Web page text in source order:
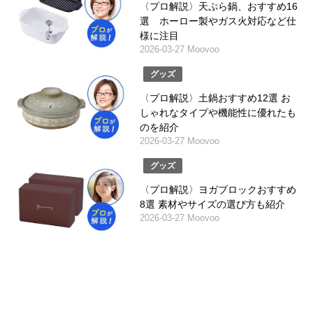
〈プロ解説〉天ぷら鍋、おすすめ16
選 ホーロー製やガス火対応など仕
様に注目
2026-03-27 Moovoo
グッズ
〈プロ解説〉土鍋おすすめ12選 お
しゃれなタイプや機能性に優れたも
のを紹介
2026-03-27 Moovoo
グッズ
〈プロ解説〉ヨガブロックおすすめ
8選 素材やサイズの選び方も紹介
2026-03-27 Moovoo